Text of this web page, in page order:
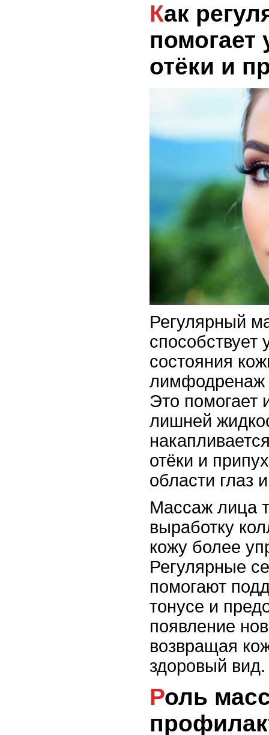
Как регулярный массаж
отёки и
Регулярный
состояния
лимфодренаж
Это помогает
лишней
отёки и
области глаз
Массаж лица
выработку
кожу более
Регулярные
помогают
тонусе и
появление
возвращая
здоровый вид.
Роль массажа лица в